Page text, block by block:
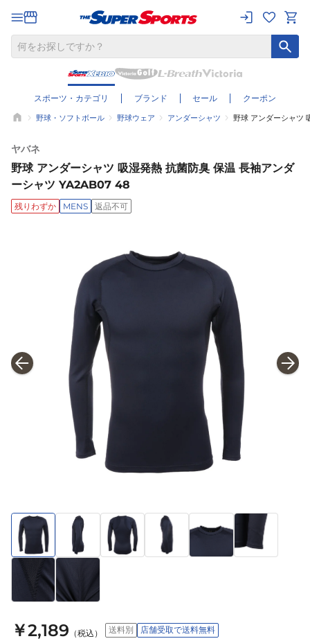
スポーツ・カテゴリ ブランド セール クーポン
野球・ソフトボール 野球ウェア アンダーシャツ 野球 アンダーシャツ
ヤバネ
野球 アンダーシャツ 吸湿発熱 抗菌防臭 保温 長袖アンダ
ーシャツ YA2AB07 48
残りわずか MENS 返品不可
￥2,189 （税込） 送料別 店舗受取で送料無料